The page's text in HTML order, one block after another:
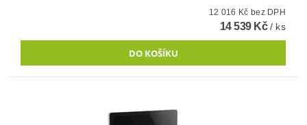
12 016 Kč bez DPH
14 539 Kč/ ks